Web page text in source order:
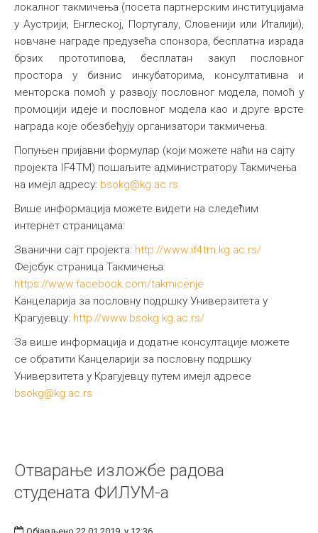
локалног такмичења (посета партнерским институцијама
у Аустрији, Енглеској, Португалу, Словенији или Италији),
новчане награде предузећа спонзора, бесплатна израда
брзих прототипова, бесплатан закуп пословног
простора у бизнис инкубаторима, консултативна и
менторска помоћ у развоју пословног модела, помоћ у
промоцији идеје и пословног модела као и друге врсте
награда које обезбеђују организатори такмичења.
Попуњен пријавни формулар (који можете наћи на сајту
пројекта IF4TM) пошаљите администратору Такмичења
на имејл адресу: bsokg@kg.ac.rs.
Више информација можете видети на следећим
интернет страницама:
Званични сајт пројекта: http://www.if4tm.kg.ac.rs/
Фејсбук страница Такмичења:
https://www.facebook.com/takmicenje
Канцеларија за пословну подршку Универзитета у
Крагујевцу: http://www.bsokg.kg.ac.rs/
За више информација и додатне консултације можете
се обратити Канцеларији за пословну подршку
Универзитета у Крагујевцу путем имејл адресе
bsokg@kg.ac.rs
Отварање изложбе радова
студената ФИЛУМ-а